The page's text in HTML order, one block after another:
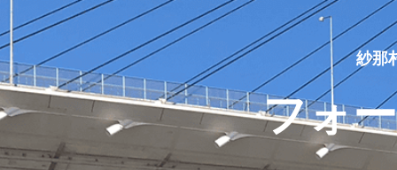
2025 05 10 買取実績、更新しました！
紗那
フォ